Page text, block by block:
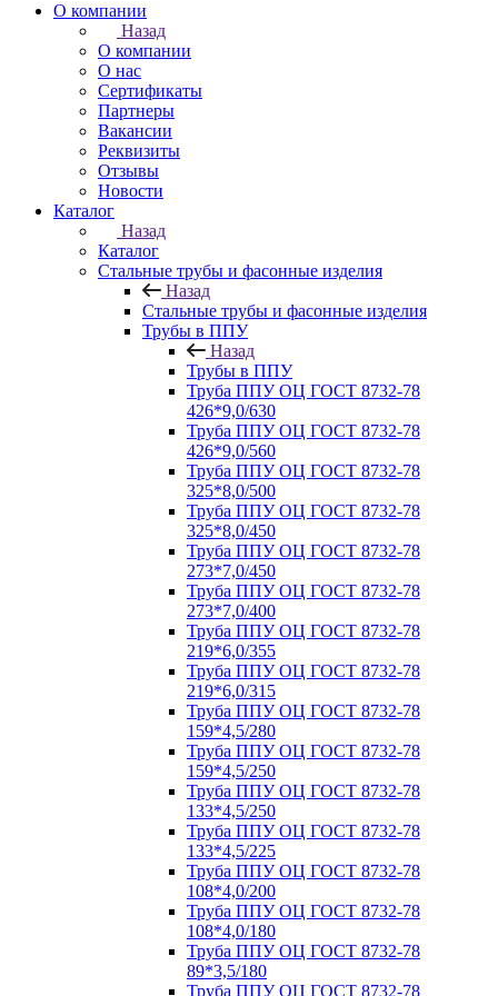
О компании
Назад
О компании
О нас
Сертификаты
Партнеры
Вакансии
Реквизиты
Отзывы
Новости
Каталог
Назад
Каталог
Стальные трубы и фасонные изделия
Назад
Стальные трубы и фасонные изделия
Трубы в ППУ
Назад
Трубы в ППУ
Труба ППУ ОЦ ГОСТ 8732-78
426*9,0/630
Труба ППУ ОЦ ГОСТ 8732-78
426*9,0/560
Труба ППУ ОЦ ГОСТ 8732-78
325*8,0/500
Труба ППУ ОЦ ГОСТ 8732-78
325*8,0/450
Труба ППУ ОЦ ГОСТ 8732-78
273*7,0/450
Труба ППУ ОЦ ГОСТ 8732-78
273*7,0/400
Труба ППУ ОЦ ГОСТ 8732-78
219*6,0/355
Труба ППУ ОЦ ГОСТ 8732-78
219*6,0/315
Труба ППУ ОЦ ГОСТ 8732-78
159*4,5/280
Труба ППУ ОЦ ГОСТ 8732-78
159*4,5/250
Труба ППУ ОЦ ГОСТ 8732-78
133*4,5/250
Труба ППУ ОЦ ГОСТ 8732-78
133*4,5/225
Труба ППУ ОЦ ГОСТ 8732-78
108*4,0/200
Труба ППУ ОЦ ГОСТ 8732-78
108*4,0/180
Труба ППУ ОЦ ГОСТ 8732-78
89*3,5/180
Труба ППУ ОЦ ГОСТ 8732-78